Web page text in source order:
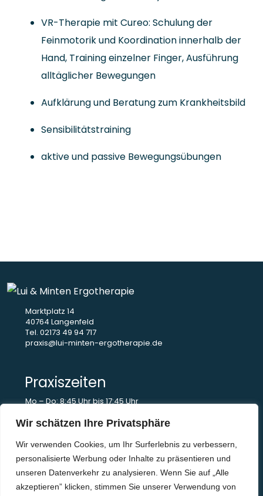
Wir schätzen Ihre Privatsphäre
Wir verwenden Cookies, um Ihr Surferlebnis zu verbessern,
personalisierte Werbung oder Inhalte zu präsentieren und
unseren Datenverkehr zu analysieren. Wenn Sie auf „Alle
akzeptieren” klicken, stimmen Sie unserer Verwendung von
VR-Therapie mit Cureo: Schulung der
Feinmotorik und Koordination innerhalb der
Hand, Training einzelner Finger, Ausführung
alltäglicher Bewegungen
Aufklärung und Beratung zum Krankheitsbild
Sensibilitätstraining
aktive und passive Bewegungsübungen
Marktplatz 14
40764 Langenfeld
Tel. 02173 49 94 717
praxis@lui-minten-ergotherapie.de
Praxiszeiten
Mo – Do: 8:45 Uhr bis 17:45 Uhr
Termine nur nach Absprache
Therapieschwerpunkte
Handtherapie